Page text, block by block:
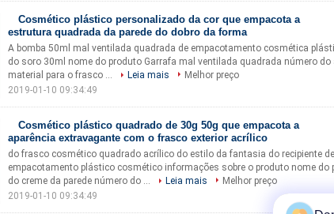
Cosmético plástico personalizado da cor que empacota a
estrutura quadrada da parede do dobro da forma
A bomba 50ml mal ventilada quadrada de empacotamento cosmética
do soro 30ml nome do produto Garrafa mal ventilada quadrada número do
material para o frasco ...
Leia mais
Melhor preço
2019-01-10 09:34:49
Cosmético plástico quadrado de 30g 50g que empacota a
aparência extravagante com o frasco exterior acrílico
do frasco cosmético quadrado acrílico do estilo da fantasia do recipiente
empacotamento plástico cosmético informações sobre o produto nome
do creme da parede número do ...
Leia mais
Melhor preço
2019-01-10 09:34:49